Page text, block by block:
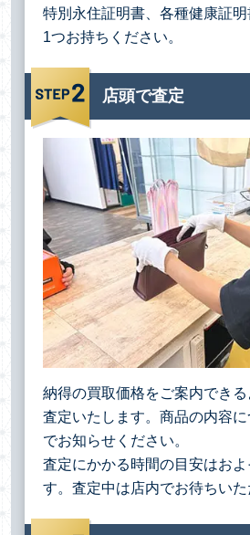
特別永住証明書、各種健康証
1つお持ちください。
店頭で査定
納得の買取価格をご案内でき
査定いたします。商品の内容
でお知らせください。
査定にかかる時間の目安はお
す。査定中は店内でお待ちいた